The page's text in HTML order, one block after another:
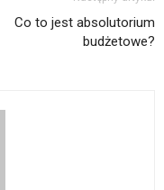
Co to jest absolutorium
budżetowe?